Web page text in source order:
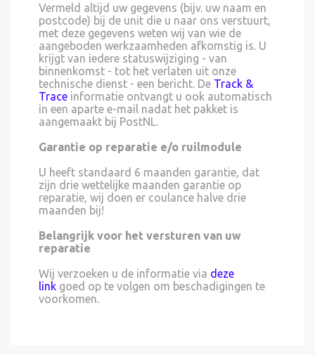
Vermeld altijd uw gegevens (bijv. uw naam en
postcode) bij de unit die u naar ons verstuurt,
met deze gegevens weten wij van wie de
aangeboden werkzaamheden afkomstig is. U
krijgt van iedere statuswijziging - van
binnenkomst - tot het verlaten uit onze
technische dienst - een bericht. De Track &
Trace informatie ontvangt u ook automatisch
in een aparte e-mail nadat het pakket is
aangemaakt bij PostNL.
Garantie op reparatie e/o ruilmodule
U heeft standaard 6 maanden garantie, dat
zijn drie wettelijke maanden garantie op
reparatie, wij doen er coulance halve drie
maanden bij!
Belangrijk voor het versturen van uw
reparatie
Wij verzoeken u de informatie via deze
link goed op te volgen om beschadigingen te
voorkomen.